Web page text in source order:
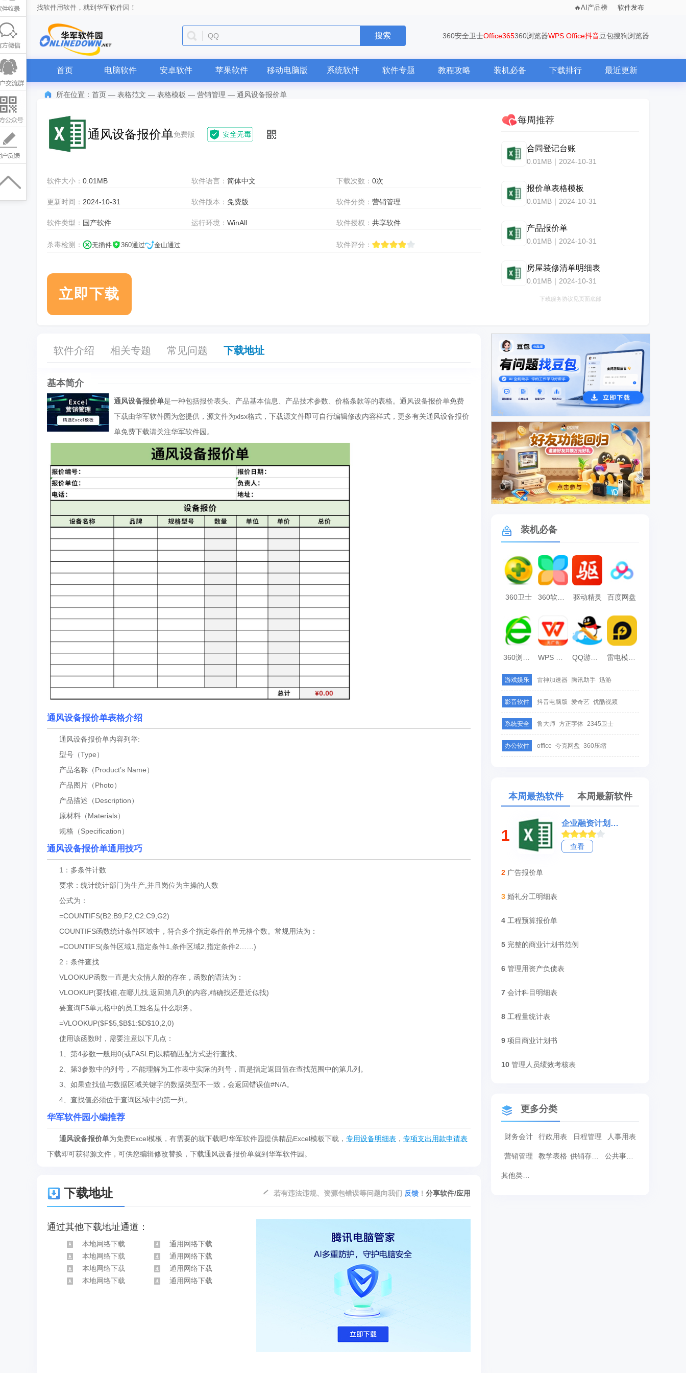
找软件用软件，就到华军软件园！ AI产品榜 软件发布
QQ 搜索 360安全卫士Office365360浏览器WPS Office抖音豆包搜狗浏览器
首页 电脑软件 安卓软件 苹果软件 移动电脑版 系统软件 软件专题 教程攻略 装机必备 下载排行 最近更新
所在位置： 首页 — 表格范文 — 表格模板 — 营销管理 — 通风设备报价单
通风设备报价单免费版
软件大小： 0.01MB 软件语言：简体中文 下载次数： 0次
更新时间： 2024-10-31 软件版本：免费版 软件分类： 营销管理
软件类型： 国产软件 运行环境：WinAll 软件授权： 共享软件
杀毒检测： 无插件 360通过 金山通过 软件评分：
立即下载
每周推荐
合同登记台账
0.01MB｜2024-10-31
报价单表格模板
0.01MB｜2024-10-31
产品报价单
0.01MB｜2024-10-31
房屋装修清单明细表
0.01MB｜2024-10-31
下载服务协议见页面底部
软件介绍 相关专题 常见问题 下载地址
基本简介
通风设备报价单是一种包括报价表头、产品基本信息、产品技术参数、价格条款等的表格。通风设备报价单免费
下载由华军软件园为您提供，源文件为xlsx格式，下载源文件即可自行编辑修改内容样式，更多有关通风设备报价
单免费下载请关注华军软件园。
通风设备报价单表格介绍
通风设备报价单内容列举:
型号（Type）
产品名称（Product’s Name）
产品图片（Photo）
产品描述（Description）
原材料（Materials）
规格（Specification）
通风设备报价单通用技巧
1：多条件计数
要求：统计统计部门为生产,并且岗位为主操的人数
公式为：
=COUNTIFS(B2:B9,F2,C2:C9,G2)
COUNTIFS函数统计条件区域中，符合多个指定条件的单元格个数。常规用法为：
=COUNTIFS(条件区域1,指定条件1,条件区域2,指定条件2……)
2：条件查找
VLOOKUP函数一直是大众情人般的存在，函数的语法为：
VLOOKUP(要找谁,在哪儿找,返回第几列的内容,精确找还是近似找)
要查询F5单元格中的员工姓名是什么职务。
=VLOOKUP($F$5,$B$1:$D$10,2,0)
使用该函数时，需要注意以下几点：
1、第4参数一般用0(或FASLE)以精确匹配方式进行查找。
2、第3参数中的列号，不能理解为工作表中实际的列号，而是指定返回值在查找范围中的第几列。
3、如果查找值与数据区域关键字的数据类型不一致，会返回错误值#N/A。
4、查找值必须位于查询区域中的第一列。
华军软件园小编推荐
通风设备报价单为免费Excel模板，有需要的就下载吧!华军软件园提供精品Excel模板下载， 专用设备明细表 ， 专项支出用款申请表
下载即可获得源文件，可供您编辑修改替换，下载通风设备报价单就到华军软件园。
下载地址 分享软件/应用
若有违法违规、资源包错误等问题向我们 反馈 ！
通过其他下载地址通道：
本地网络下载
通用网络下载
本地网络下载
通用网络下载
本地网络下载
通用网络下载
本地网络下载
通用网络下载
广告
广告
装机必备
360卫士 360软件管家 驱动精灵 百度网盘
雷电模拟器
游戏娱乐 雷神加速器 腾讯助手 迅游
影音软件 抖音电脑版 爱奇艺 优酷视频
系统安全 鲁大师 方正字体 2345卫士
办公软件 office 夸克网盘 360压缩
本周最热软件 本周最新软件
1
企业融资计划书范本
查看
2 广告报价单
3 婚礼分工明细表
4 工程预算报价单
5 完整的商业计划书范例
6 管理用资产负债表
7 会计科目明细表
8 工程量统计表
9 项目商业计划书
10 管理人员绩效考核表
更多分类
财务会计 行政用表 日程管理 人事用表
营销管理 教学表格 公共事务表格